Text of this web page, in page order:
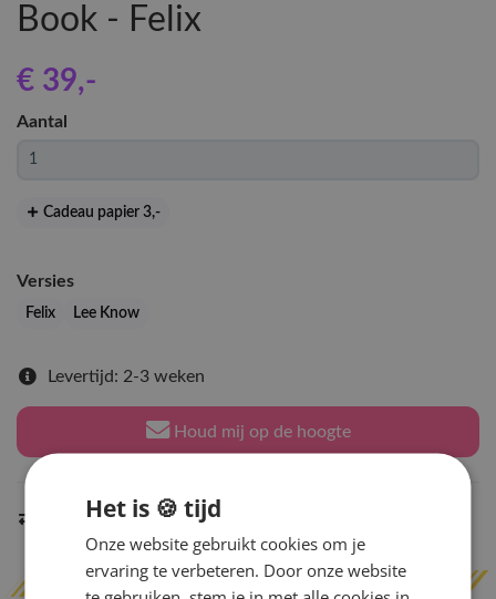
Book - Felix
€ 39,-
Aantal
Cadeau papier 3,-
Versies
Felix Lee Know
Levertijd: 2-3 weken
Houd mij op de hoogte
Indien op voorraadbinnen 2 werkdagen
Het is 🍪 tijd
Onze website gebruikt cookies om je
ervaring te verbeteren. Door onze website